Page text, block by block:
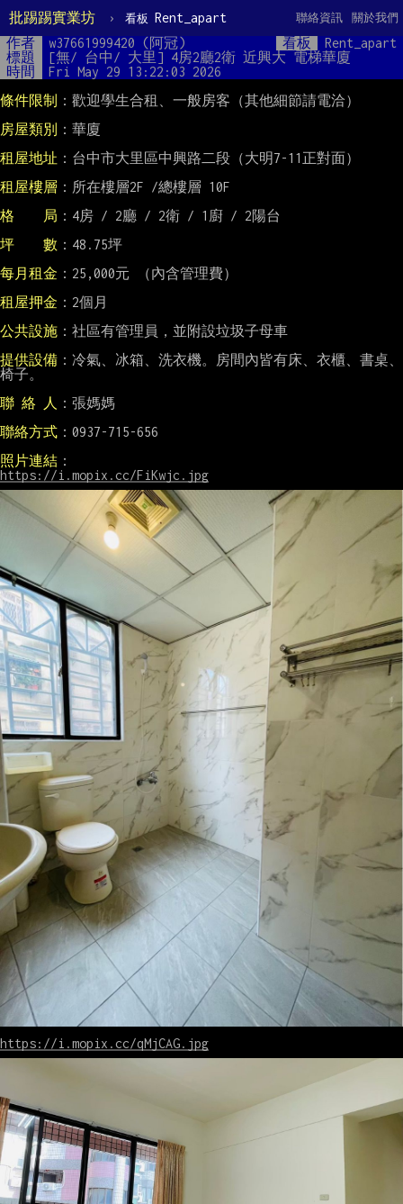
批踢踢實業坊 › 看板 Rent_apart 關於我們
聯絡資訊
作者 w37661999420 (阿冠) 看板
Rent_apart
標題
[無/ 台中/ 大里] 4房2廳2衛 近興大 電梯華廈
時間
Fri May 29 13:22:03 2026
條件限制
：歡迎學生合租、一般房客（其他細節請電洽）
房屋類別
：華廈
租屋地址 ：台中市大里區中興路二段（大明7-11正對面）
租屋樓層 ：所在樓層2F /總樓層 10F
格    局 ：4房 / 2廳 / 2衛 / 1廚 / 2陽台
坪　　數 ：48.75坪
每月租金 ：25,000元 （內含管理費）
租屋押金 ：2個月
公共設施 ：社區有管理員，並附設垃圾子母車
提供設備 ：冷氣、冰箱、洗衣機。房間內皆有床、衣櫃、書桌、
椅子。
聯 絡 人
：張媽媽
聯絡方式 ：0937-715-656
照片連結
https://i.mopix.cc/FiKwjc.jpg
https://i.mopix.cc/qMjCAG.jpg